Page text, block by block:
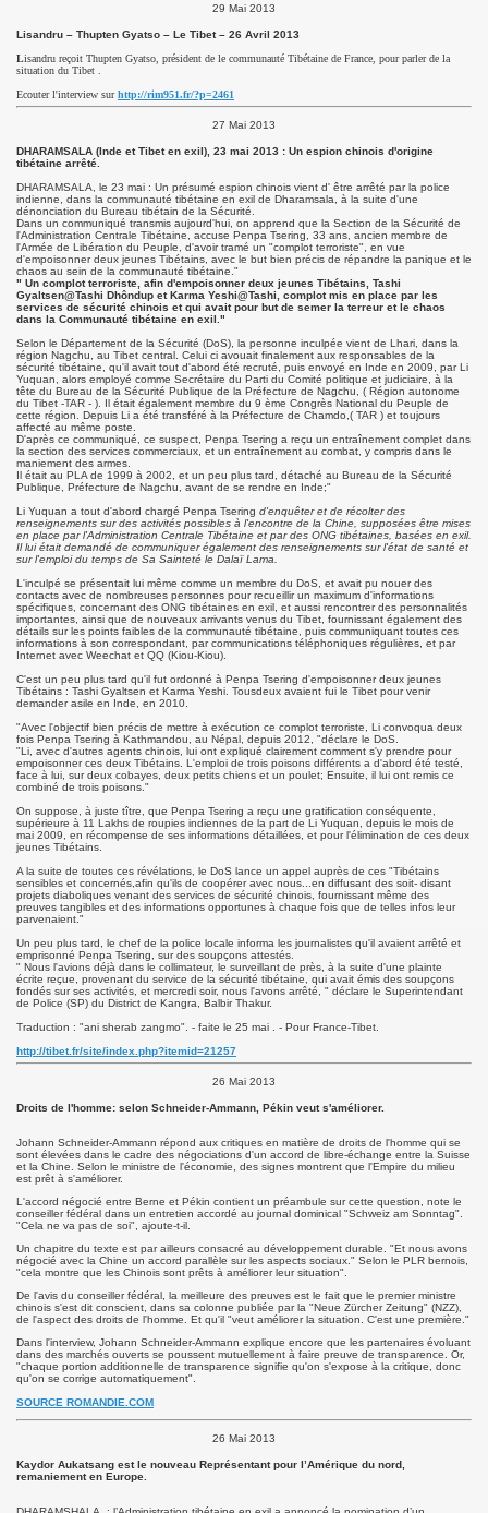
29 Mai 2013
Lisandru – Thupten Gyatso – Le Tibet – 26 Avril 2013
Lisandru reçoit Thupten Gyatso, président de le communauté Tibétaine de France, pour parler de la
situation du Tibet .
Ecouter l'interview surhttp://rim951.fr/?p=2461
27 Mai 2013
DHARAMSALA (Inde et Tibet en exil), 23 mai 2013 : Un espion chinois d'origine
tibétaine arrêté.
DHARAMSALA, le 23 mai : Un présumé espion chinois vient d' être arrêté par la police
indienne, dans la communauté tibétaine en exil de Dharamsala, à la suite d'une
dénonciation du Bureau tibétain de la Sécurité.
Dans un communiqué transmis aujourd'hui, on apprend que la Section de la Sécurité de
l'Administration Centrale Tibétaine, accuse Penpa Tsering, 33 ans, ancien membre de
l'Armée de Libération du Peuple, d'avoir tramé un "complot terroriste", en vue
d'empoisonner deux jeunes Tibétains, avec le but bien précis de répandre la panique et le
chaos au sein de la communauté tibétaine."
" Un complot terroriste, afin d'empoisonner deux jeunes Tibétains, Tashi
Gyaltsen@Tashi Dhôndup et Karma Yeshi@Tashi, complot mis en place par les
services de sécurité chinois et qui avait pour but de semer la terreur et le chaos
dans la Communauté tibétaine en exil."
Selon le Département de la Sécurité (DoS), la personne inculpée vient de Lhari, dans la
région Nagchu, au Tibet central. Celui ci avouait finalement aux responsables de la
sécurité tibétaine, qu'il avait tout d'abord été recruté, puis envoyé en Inde en 2009, par Li
Yuquan, alors employé comme Secrétaire du Parti du Comité politique et judiciaire, à la
tête du Bureau de la Sécurité Publique de la Préfecture de Nagchu, ( Région autonome
du Tibet -TAR - ). Il était également membre du 9 ème Congrès National du Peuple de
cette région. Depuis Li a été transféré à la Préfecture de Chamdo,( TAR ) et toujours
affecté au même poste.
D'après ce communiqué, ce suspect, Penpa Tsering a reçu un entraînement complet dans
la section des services commerciaux, et un entraînement au combat, y compris dans le
maniement des armes.
Il était au PLA de 1999 à 2002, et un peu plus tard, détaché au Bureau de la Sécurité
Publique, Préfecture de Nagchu, avant de se rendre en Inde;"
Li Yuquan a tout d'abord chargé Penpa Tsering d'enquêter et de récolter des
renseignements sur des activités possibles à l'encontre de la Chine, supposées être mises
en place par l'Administration Centrale Tibétaine et par des ONG tibétaines, basées en exil.
Il lui était demandé de communiquer également des renseignements sur l'état de santé et
sur l'emploi du temps de Sa Sainteté le Dalaï Lama.
L'inculpé se présentait lui même comme un membre du DoS, et avait pu nouer des
contacts avec de nombreuses personnes pour recueillir un maximum d'informations
spécifiques, concernant des ONG tibétaines en exil, et aussi rencontrer des personnalités
importantes, ainsi que de nouveaux arrivants venus du Tibet, fournissant également des
détails sur les points faibles de la communauté tibétaine, puis communiquant toutes ces
informations à son correspondant, par communications téléphoniques régulières, et par
Internet avec Weechat et QQ (Kiou-Kiou).
C'est un peu plus tard qu'il fut ordonné à Penpa Tsering d'empoisonner deux jeunes
Tibétains : Tashi Gyaltsen et Karma Yeshi. Tousdeux avaient fui le Tibet pour venir
demander asile en Inde, en 2010.
"Avec l'objectif bien précis de mettre à exécution ce complot terroriste, Li convoqua deux
fois Penpa Tsering à Kathmandou, au Népal, depuis 2012, "déclare le DoS.
"Li, avec d'autres agents chinois, lui ont expliqué clairement comment s'y prendre pour
empoisonner ces deux Tibétains. L'emploi de trois poisons différents a d'abord été testé,
face à lui, sur deux cobayes, deux petits chiens et un poulet; Ensuite, il lui ont remis ce
combiné de trois poisons."
On suppose, à juste tître, que Penpa Tsering a reçu une gratification conséquente,
supérieure à 11 Lakhs de roupies indiennes de la part de Li Yuquan, depuis le mois de
mai 2009, en récompense de ses informations détaillées, et pour l'élimination de ces deux
jeunes Tibétains.
A la suite de toutes ces révélations, le DoS lance un appel auprès de ces "Tibétains
sensibles et concernés,afin qu'ils de coopérer avec nous...en diffusant des soit- disant
projets diaboliques venant des services de sécurité chinois, fournissant même des
preuves tangibles et des informations opportunes à chaque fois que de telles infos leur
parvenaient."
Un peu plus tard, le chef de la police locale informa les journalistes qu'il avaient arrêté et
emprisonné Penpa Tsering, sur des soupçons attestés.
" Nous l'avions déjà dans le collimateur, le surveillant de près, à la suite d'une plainte
écrite reçue, provenant du service de la sécurité tibétaine, qui avait émis des soupçons
fondés sur ses activités, et mercredi soir, nous l'avons arrêté, " déclare le Superintendant
de Police (SP) du District de Kangra, Balbir Thakur.
Traduction : "ani sherab zangmo". - faite le 25 mai . - Pour France-Tibet.
http://tibet.fr/site/index.php?itemid=21257
26 Mai 2013
Droits de l'homme: selon Schneider-Ammann, Pékin veut s'améliorer.
Johann Schneider-Ammann répond aux critiques en matière de droits de l'homme qui se
sont élevées dans le cadre des négociations d'un accord de libre-échange entre la Suisse
et la Chine. Selon le ministre de l'économie, des signes montrent que l'Empire du milieu
est prêt à s'améliorer.
L'accord négocié entre Berne et Pékin contient un préambule sur cette question, note le
conseiller fédéral dans un entretien accordé au journal dominical "Schweiz am Sonntag".
"Cela ne va pas de soi", ajoute-t-il.
Un chapitre du texte est par ailleurs consacré au développement durable. "Et nous avons
négocié avec la Chine un accord parallèle sur les aspects sociaux." Selon le PLR bernois,
"cela montre que les Chinois sont prêts à améliorer leur situation".
De l'avis du conseiller fédéral, la meilleure des preuves est le fait que le premier ministre
chinois s'est dit conscient, dans sa colonne publiée par la "Neue Zürcher Zeitung" (NZZ),
de l'aspect des droits de l'homme. Et qu'il "veut améliorer la situation. C'est une première."
Dans l'interview, Johann Schneider-Ammann explique encore que les partenaires évoluant
dans des marchés ouverts se poussent mutuellement à faire preuve de transparence. Or,
"chaque portion additionnelle de transparence signifie qu'on s'expose à la critique, donc
qu'on se corrige automatiquement".
SOURCE ROMANDIE.COM
26 Mai 2013
Kaydor Aukatsang est le nouveau Représentant pour l’Amérique du nord,
remaniement en Europe.